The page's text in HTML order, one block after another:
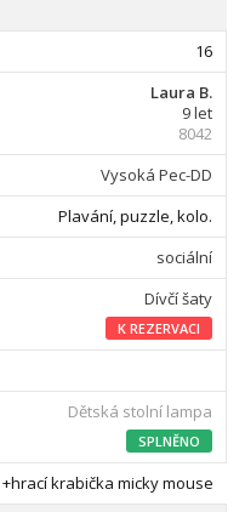
16
Laura B.
9 let
8042
Vysoká Pec-DD
Plavání, puzzle, kolo.
sociální
Dívčí šaty
K REZERVACI
Dětská stolní lampa
SPLNĚNO
+hrací krabička micky mouse